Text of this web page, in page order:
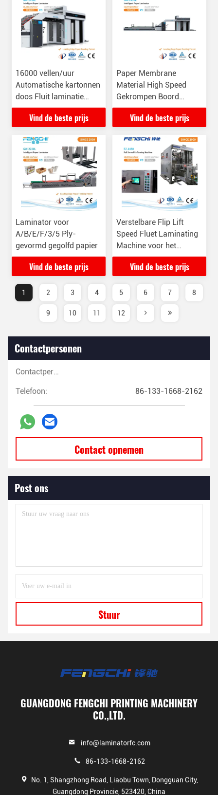
16000 vellen/uur
Automatische kartonnen
doos Fluit laminatie
machine 380VAC/4P
Vind de beste prijs
Paper Membrane
Material High Speed
Gekrompen Boord
Karton Fluet Laminator
Machine
Vind de beste prijs
Laminator voor
A/B/E/F/3/5 Ply-
gevormd gegolfd papier
Vind de beste prijs
Verstelbare Flip Lift
Speed Fluet Laminating
Machine voor het
stapelen van
papierstapel
Vind de beste prijs
1 2 3 4 5 6 7 8
9 10 11 12
Contactpersonen
Contactpersonen:
Telefoon: 86-133-1668-2162
Contact opnemen
Post ons
Stuur
GUANGDONG FENGCHI PRINTING MACHINERY
CO.,LTD.
info@laminatorfc.com
86-133-1668-2162
No. 1, Shangzhong Road, Liaobu Town, Dongguan City,
Guangdong Provincie, 523420, China